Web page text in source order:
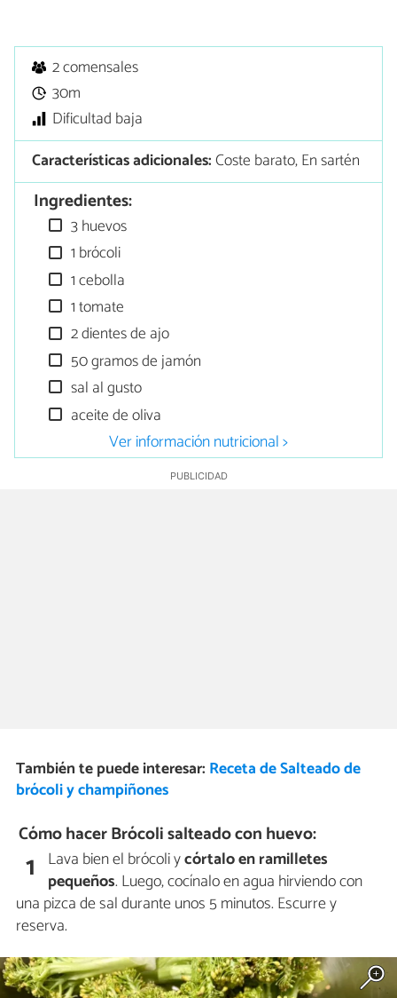
2 comensales
30m
Dificultad baja
Características adicionales:Coste barato, En sartén
Ingredientes:
3 huevos
1 brócoli
1 cebolla
1 tomate
2 dientes de ajo
50 gramos de jamón
sal al gusto
aceite de oliva
Ver información nutricional >
También te puede interesar: Receta de Salteado de
brócoli y champiñones
Cómo hacer Brócoli salteado con huevo:
1 Lava bien el brócoli ycórtaloen ramilletes
pequeños. Luego, cocínalo en agua hirviendo con
una pizca de sal durante unos 5 minutos. Escurre y
reserva.